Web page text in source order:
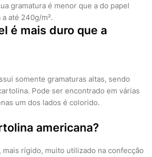
gramatura é menor que a do papel
até 240g/m².
é mais duro que a
somente gramaturas altas, sendo
Pode ser encontrado em várias
um dos lados é colorido.
americana?
mais rígido, muito utilizado na confecção